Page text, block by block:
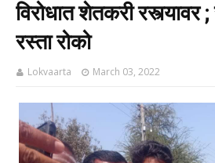
विरोधात शेतकरी रस्त्यावर
रस्ता रोको
Lokvaarta March 03, 2022